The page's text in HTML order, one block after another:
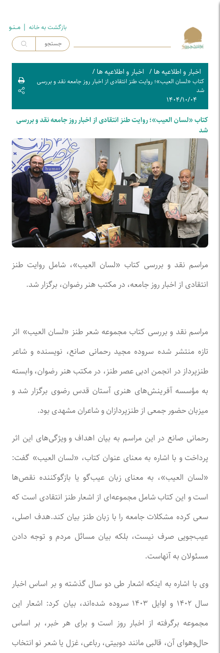
بازگشت به خـانه | مــنـو
اخبار و اطلاعیه ها / اخبار و اطلاعیه ها /
کتاب «لسان العیب»؛ روایت طنز انتقادی از اخبار روز جامعه نقد و بررسی
شد
۱۴۰۴/۱۰/۰۴
کتاب «لسان العیب»؛ روایت طنز انتقادی از اخبار روز جامعه نقد و بررسی
شد
مراسم نقد و بررسی کتاب «لسان العیب»، شامل روایت طنز
انتقادی از اخبار روز جامعه، در مکتب هنر رضوان، برگزار شد.
مراسم نقد و بررسی کتاب مجموعه شعر طنز «لسان العیب» اثر
تازه منتشر شده سروده مجید رحمانی صانع، نویسنده و شاعر
طنزپرداز در انجمن ادبی عصر طنز، در مکتب هنر رضوان، وابسته
به مؤسسه آفرینش‌های هنری آستان قدس رضوی برگزار شد و
میزبان حضور جمعی از طنزپردازان و شاعران مشهدی بود.
رحمانی صانع در این مراسم به بیان اهداف و ویژگی‌های این اثر
پرداخت و با اشاره به معنای عنوان کتاب، «لسان العیب» گفت:
«لسان العیب»، به معنای زبان عیب‌گو یا بازگوکننده نقص‌ها
است و این کتاب شامل مجموعه‌ای از اشعار طنز انتقادی است که
سعی کرده مشکلات جامعه را با زبان طنز بیان کند.هدف اصلی،
عیب‌جویی صرف نیست، بلکه بیان مسائل مردم و توجه دادن
مسئولان به آنهاست.
وی با اشاره به اینکه اشعار طی دو سال گذشته و بر اساس اخبار
سال ۱۴۰۲ و اوایل ۱۴۰۳ سروده شده‌اند، بیان کرد: اشعار این
مجموعه برگرفته از اخبار روز است و برای هر خبر، بر اساس
حال‌وهوای آن، قالبی مانند دو‌بیتی، رباعی، غزل یا شعر نو انتخاب